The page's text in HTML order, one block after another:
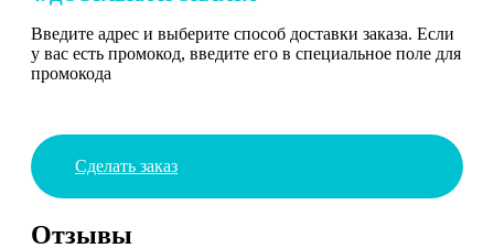
Введите адрес и выберите способ доставки заказа. Если
у вас есть промокод, введите его в специальное поле для
промокода
Сделать заказ
Отзывы